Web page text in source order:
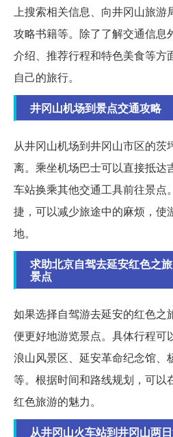
上搜索相关信息、向井冈山旅游
攻略书籍等。除了了解交通信息
介绍、推荐行程和特色美食等方
自己的旅行。
井冈山机场到景点交通攻略
从井冈山机场到井冈山市区的茨
离。乘坐机场巴士可以直接抵达
车站换乘其他交通工具前往景点
捷，可以减少旅途中的麻烦，使
地。
求助北京自驾去延安红色之
景点
如果选择自驾游去延安的红色之
便更好地游览景点。具体行程可
浪山风景区、延安革命纪念馆、
等。根据时间和路线规划，可以
红色旅游的魅力。
从井冈山火车站到井冈山两